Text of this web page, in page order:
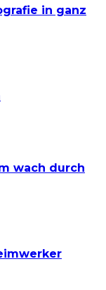
in ganz
wach durch